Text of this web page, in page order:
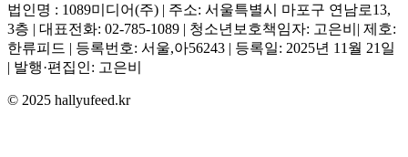
법인명 : 1089미디어(주) | 주소: 서울특별시 마포구 연남로13,
3층 | 대표전화: 02-785-1089 | 청소년보호책임자: 고은비| 제호:
한류피드 | 등록번호: 서울,아56243 | 등록일: 2025년 11월 21일
| 발행·편집인: 고은비
© 2025 hallyufeed.kr